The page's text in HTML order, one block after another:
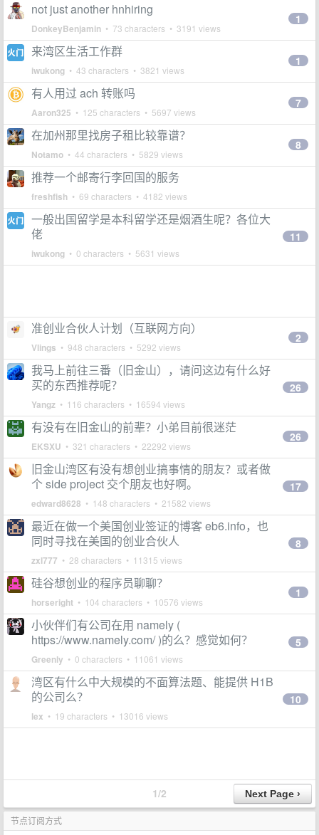
not just another hnhiring
DonkeyBenjamin • 73 characters • 3191 views
1
来湾区生活工作群
iwukong • 43 characters • 3821 views
1
有人用过 ach 转账吗
Aaron325 • 125 characters • 5697 views
7
在加州那里找房子租比较靠谱？
Notamo • 44 characters • 5829 views
8
推荐一个邮寄行李回国的服务
freshfish • 69 characters • 4182 views
一般出国留学是本科留学还是烟酒生呢？各位大
佬
iwukong • 0 characters • 5631 views
11
准创业合伙人计划（互联网方向）
Vlings • 948 characters • 5292 views
2
我马上前往三番（旧金山），请问这边有什么好
买的东西推荐呢？
Yangz • 116 characters • 16594 views
26
有没有在旧金山的前辈？小弟目前很迷茫
EKSXU • 321 characters • 22292 views
26
旧金山湾区有没有想创业搞事情的朋友？或者做
个 side project 交个朋友也好啊。
edward8628 • 148 characters • 21582 views
17
最近在做一个美国创业签证的博客 eb6.info，也
同时寻找在美国的创业合伙人
zxl777 • 28 characters • 11315 views
8
硅谷想创业的程序员聊聊？
horseright • 104 characters • 10576 views
1
小伙伴们有公司在用 namely (
https://www.namely.com/ )的么？感觉如何？
Greenly • 0 characters • 11061 views
5
湾区有什么中大规模的不面算法题、能提供 H1B
的公司么？
lex • 19 characters • 13016 views
10
1/2
节点订阅方式